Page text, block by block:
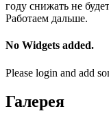
году снижать не
Работаем дальше.
No Widgets added.
Please login and add
Галерея